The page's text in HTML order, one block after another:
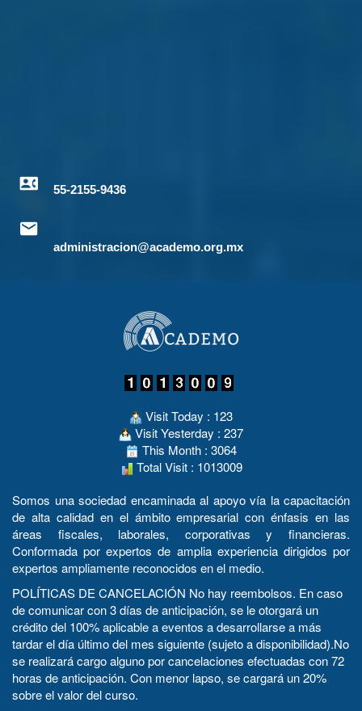
55-2155-9436
administracion@academo.org.mx
Visit Today : 123
Visit Yesterday : 237
This Month : 3064
Total Visit : 1013009
Somos una sociedad encaminada al apoyo vía la capacitación
de alta calidad en el ámbito empresarial con énfasis en las
áreas fiscales, laborales, corporativas y financieras.
Conformada por expertos de amplia experiencia dirigidos por
expertos ampliamente reconocidos en el medio.
POLÍTICAS DE CANCELACIÓN No hay reembolsos. En caso
de comunicar con 3 días de anticipación, se le otorgará un
crédito del 100% aplicable a eventos a desarrollarse a más
tardar el día último del mes siguiente (sujeto a disponibilidad).No
se realizará cargo alguno por cancelaciones efectuadas con 72
horas de anticipación. Con menor lapso, se cargará un 20%
sobre el valor del curso.